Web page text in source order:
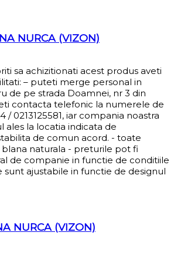
NURCA (VIZON)
sa achizitionati acest produs aveti
– puteti merge personal in
de pe strada Doamnei, nr 3 din
contacta telefonic la numerele de
/ 0213125581, iar compania noastra
ales la locatia indicata de
de comun acord. - toate
naturala - preturile pot fi
de companie in functie de conditiile
sunt ajustabile in functie de designul
NURCA (VIZON)